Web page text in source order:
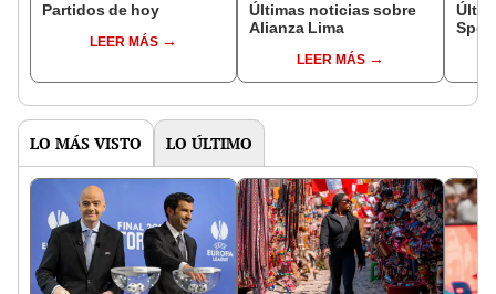
Partidos de hoy
LEER MÁS
Últimas noticias sobre
Alianza Lima
LEER MÁS
LO MÁS VISTO LO ÚLTIMO